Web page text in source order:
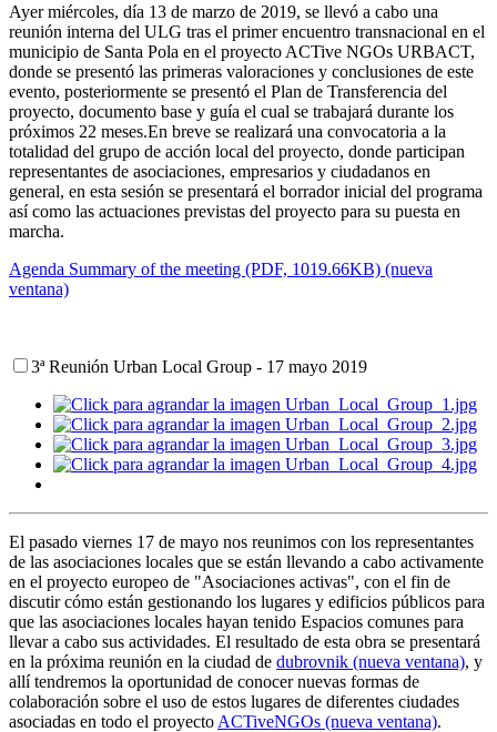
Ayer miércoles, día 13 de marzo de 2019, se llevó a cabo una
reunión interna del ULG tras el primer encuentro transnacional en el
municipio de Santa Pola en el proyecto ACTive NGOs URBACT,
donde se presentó las primeras valoraciones y conclusiones de este
evento, posteriormente se presentó el Plan de Transferencia del
proyecto, documento base y guía el cual se trabajará durante los
próximos 22 meses.En breve se realizará una convocatoria a la
totalidad del grupo de acción local del proyecto, donde participan
representantes de asociaciones, empresarios y ciudadanos en
general, en esta sesión se presentará el borrador inicial del programa
así como las actuaciones previstas del proyecto para su puesta en
marcha.
Agenda Summary of the meeting (PDF, 1019.66KB) (nueva
ventana)
3ª Reunión Urban Local Group - 17 mayo 2019
El pasado viernes 17 de mayo nos reunimos con los representantes
de las asociaciones locales que se están llevando a cabo activamente
en el proyecto europeo de "Asociaciones activas", con el fin de
discutir cómo están gestionando los lugares y edificios públicos para
que las asociaciones locales hayan tenido Espacios comunes para
llevar a cabo sus actividades. El resultado de esta obra se presentará
en la próxima reunión en la ciudad de dubrovnik (nueva ventana), y
allí tendremos la oportunidad de conocer nuevas formas de
colaboración sobre el uso de estos lugares de diferentes ciudades
asociadas en todo el proyecto ACTiveNGOs (nueva ventana).